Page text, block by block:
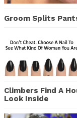
Groom Splits
Climbers Find A
Look Inside